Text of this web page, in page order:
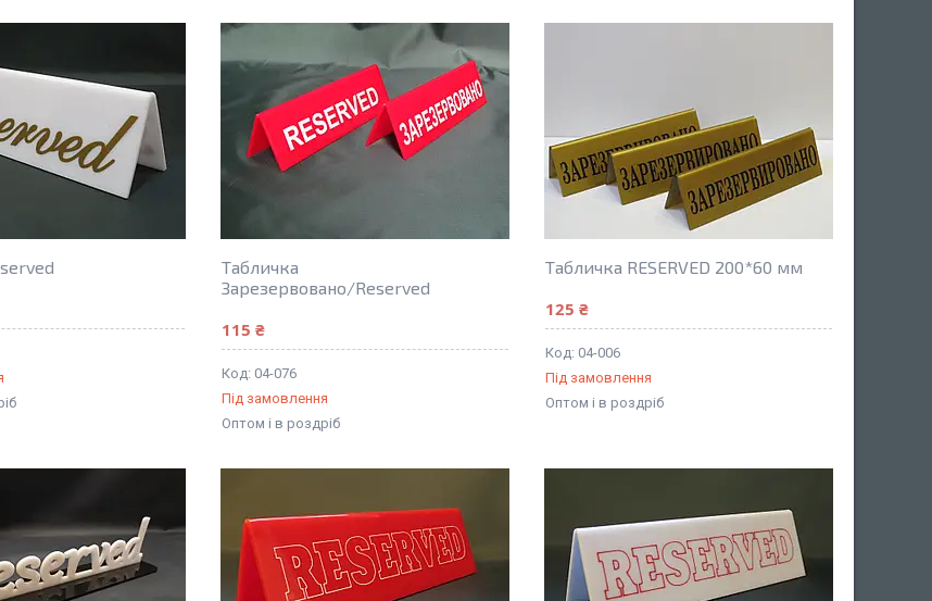
Табличка
Зарезервовано/Reserved
115 ₴
04-076
Під замовлення
Оптом і в роздріб
Табличка RESERVED 200*60 мм
125 ₴
04-006
Під замовлення
Оптом і в роздріб